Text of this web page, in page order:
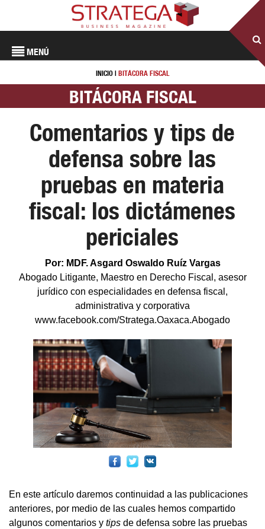
MENÚ
INICIO| BITÁCORA FISCAL
BITÁCORA FISCAL
Comentarios y tips de
defensa sobre las
pruebas en materia
fiscal: los dictámenes
periciales
Por: MDF. Asgard Oswaldo Ruíz Vargas
Abogado Litigante, Maestro en Derecho Fiscal, asesor
jurídico con especialidades en defensa fiscal,
administrativa y corporativa
www.facebook.com/Stratega.Oaxaca.Abogado
En este artículo daremos continuidad a las publicaciones
anteriores, por medio de las cuales hemos compartido
algunos comentarios y tips de defensa sobre las pruebas